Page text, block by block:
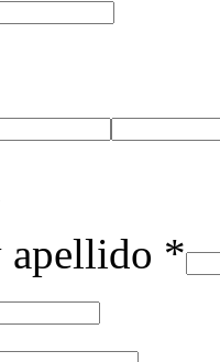
apellido *